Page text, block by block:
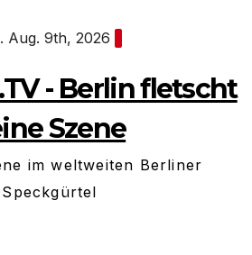
Aug. 9th, 2026
- Berlin fletscht
Szene
im weltweiten Berliner
Speckgürtel